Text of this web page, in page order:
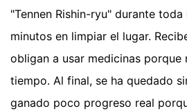
"Tennen Rishin-ryu" durante
minutos en limpiar el lugar.
obligan a usar medicinas porque
tiempo. Al final, se ha quedado
ganado poco progreso real